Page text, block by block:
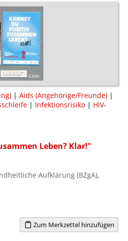
| Aids (Angehörige/Freunde) |
| Infektionsrisiko | HIV-
Leben? Klar!"
Aufklärung (BZgA),
Zum Merkzettel hinzufügen